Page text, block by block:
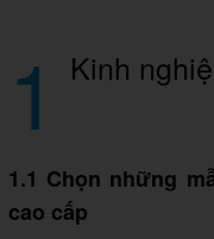
1 Kinh
1.1 Chọn những
cao cấp